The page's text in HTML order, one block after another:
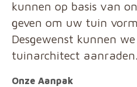
kunnen op basis van
geven om uw tuin
Desgewenst kunnen
tuinarchitect aanraden.
Onze Aanpak